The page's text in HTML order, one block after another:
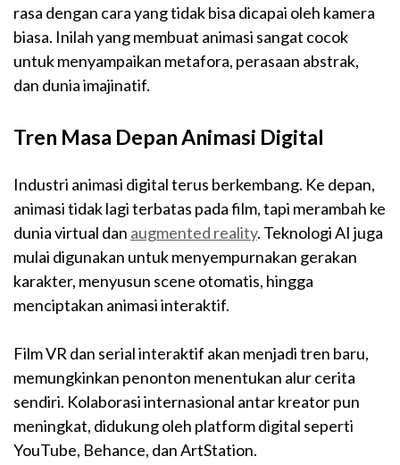
rasa dengan cara yang tidak bisa dicapai oleh kamera
biasa. Inilah yang membuat animasi sangat cocok
untuk menyampaikan metafora, perasaan abstrak,
dan dunia imajinatif.
Tren Masa Depan Animasi Digital
Industri animasi digital terus berkembang. Ke depan,
animasi tidak lagi terbatas pada film, tapi merambah ke
dunia virtual dan augmented reality. Teknologi AI juga
mulai digunakan untuk menyempurnakan gerakan
karakter, menyusun scene otomatis, hingga
menciptakan animasi interaktif.
Film VR dan serial interaktif akan menjadi tren baru,
memungkinkan penonton menentukan alur cerita
sendiri. Kolaborasi internasional antar kreator pun
meningkat, didukung oleh platform digital seperti
YouTube, Behance, dan ArtStation.